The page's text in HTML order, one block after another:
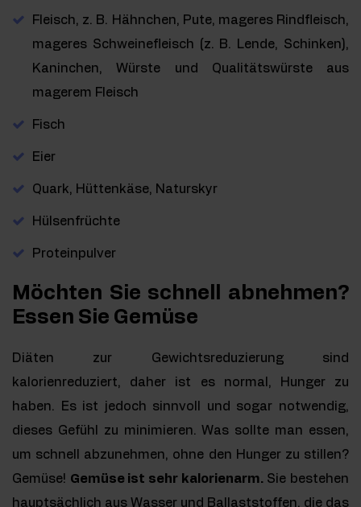
Fleisch, z. B. Hähnchen, Pute, mageres Rindfleisch,
mageres Schweinefleisch (z. B. Lende, Schinken),
Kaninchen, Würste und Qualitätswürste aus
magerem Fleisch
Fisch
Eier
Quark, Hüttenkäse, Naturskyr
Hülsenfrüchte
Proteinpulver
Möchten Sie schnell abnehmen?
Essen Sie Gemüse
Diäten zur Gewichtsreduzierung sind
kalorienreduziert, daher ist es normal, Hunger zu
haben. Es ist jedoch sinnvoll und sogar notwendig,
dieses Gefühl zu minimieren. Was sollte man essen,
um schnell abzunehmen, ohne den Hunger zu stillen?
Gemüse! Gemüse ist sehr kalorienarm.Sie bestehen
hauptsächlich aus Wasser und Ballaststoffen, die das